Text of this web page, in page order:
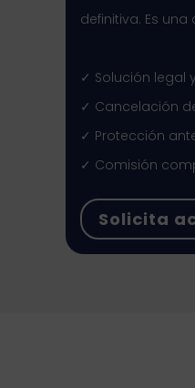
definitiva. Es
✓ Solución legal
✓ Cancelación
✓ Protección
✓ Comisión
Solicita